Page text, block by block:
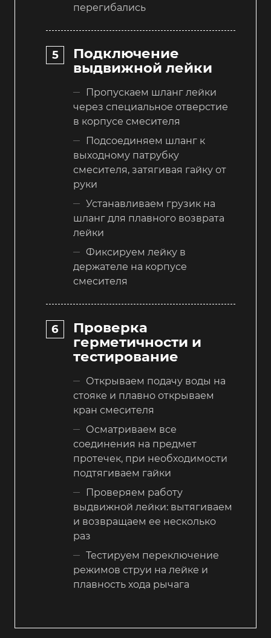
перегибались
Подключение
выдвижной лейки
Пропускаем шланг лейки
через специальное отверстие
в корпусе смесителя
Подсоединяем шланг к
выходному патрубку
смесителя, затягивая гайку от
руки
Устанавливаем грузик на
шланг для плавного возврата
лейки
Фиксируем лейку в
держателе на корпусе
смесителя
Проверка
герметичности и
тестирование
Открываем подачу воды на
стояке и плавно открываем
кран смесителя
Осматриваем все
соединения на предмет
протечек, при необходимости
подтягиваем гайки
Проверяем работу
выдвижной лейки: вытягиваем
и возвращаем ее несколько
раз
Тестируем переключение
режимов струи на лейке и
плавность хода рычага